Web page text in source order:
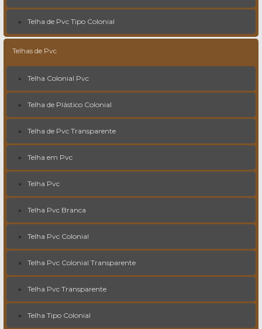
Telha de Pvc Tipo Colonial
Telhas de Pvc
Telha Colonial Pvc
Telha de Plástico Colonial
Telha de Pvc Transparente
Telha em Pvc
Telha Pvc
Telha Pvc Branca
Telha Pvc Colonial
Telha Pvc Colonial Transparente
Telha Pvc Transparente
Telha Tipo Colonial